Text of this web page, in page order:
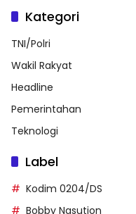
Kategori
TNI/Polri
Wakil Rakyat
Headline
Pemerintahan
Teknologi
Label
Kodim 0204/DS
Bobby Nasution